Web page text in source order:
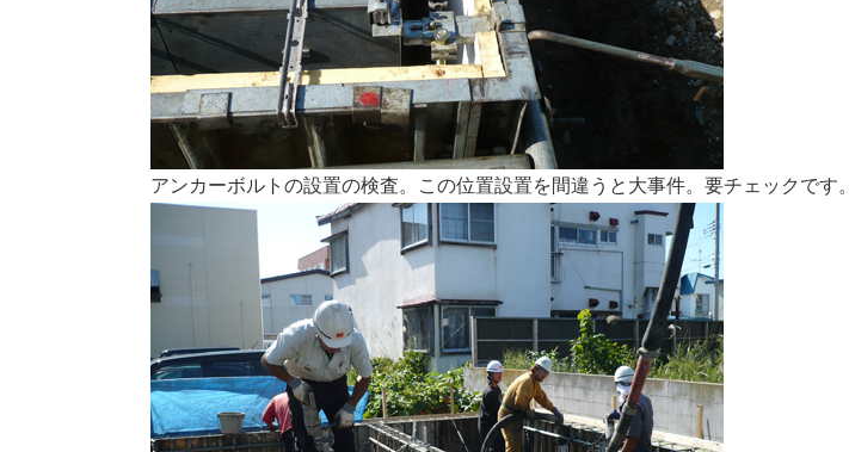
アンカーボルトの設置の検査。この位置設置を間違うと大事件。要チェックです。